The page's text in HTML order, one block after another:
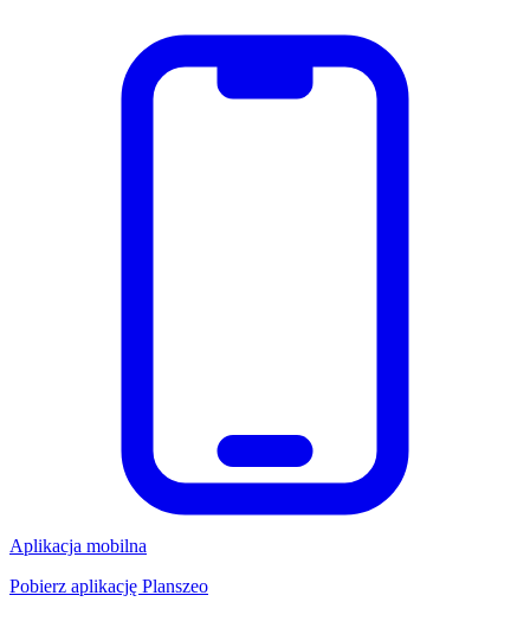
Aplikacja mobilna
Pobierz aplikację Planszeo